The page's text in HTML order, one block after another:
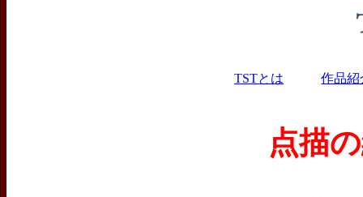
TSTとは 作品紹
点描